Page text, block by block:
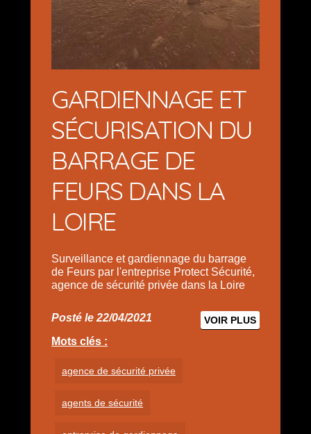
GARDIENNAGE ET
SÉCURISATION DU
BARRAGE DE
FEURS DANS LA
LOIRE
Surveillance et gardiennage du barrage
de Feurs par l'entreprise Protect Sécurité,
agence de sécurité privée dans la Loire
Posté le 22/04/2021 VOIR PLUS
Mots clés :
agence de sécurité privée
agents de sécurité